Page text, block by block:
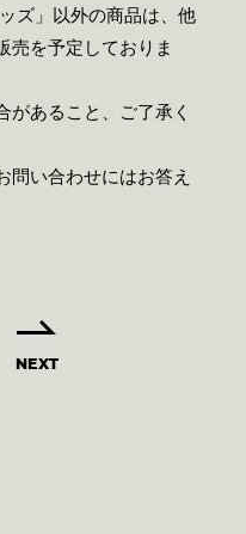
ズ」以外の商品は、他
売を予定しておりま
があること、ご了承く
問い合わせにはお答え
NEXT